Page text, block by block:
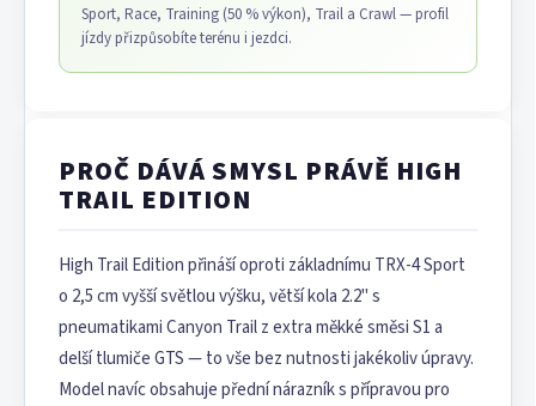
Sport, Race, Training (50 % výkon), Trail a Crawl — profil
jízdy přizpůsobíte terénu i jezdci.
PROČ DÁVÁ SMYSL PRÁVĚ HIGH
TRAIL EDITION
High Trail Edition přináší oproti základnímu TRX-4 Sport
o 2,5 cm vyšší světlou výšku, větší kola 2.2" s
pneumatikami Canyon Trail z extra měkké směsi S1 a
delší tlumiče GTS — to vše bez nutnosti jakékoliv úpravy.
Model navíc obsahuje přední nárazník s přípravou pro